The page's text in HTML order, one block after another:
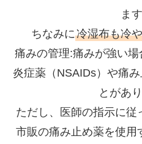
ます
ちなみに 冷湿布も冷
痛みの管理:痛みが強い
炎症薬（NSAIDs）や痛
とがあ
ただし、医師の指示に従
市販の痛み止め薬を使用